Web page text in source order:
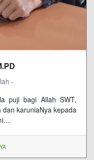
-
puji bagi Allah SWT,
karuniaNya kepada